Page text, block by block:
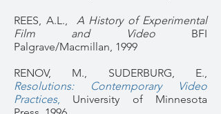
REES, A.L., A History of Experimental
Film and VideoBFI
Palgrave/Macmillan, 1999
RENOV, M., SUDERBURG, E.,
Resolutions: Contemporary Video
Practices, University of Minnesota